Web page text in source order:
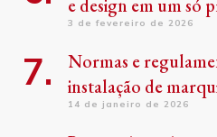
e design em um só
3 de fevereiro de 2026
Normas e
instalação de
14 de janeiro de 2026